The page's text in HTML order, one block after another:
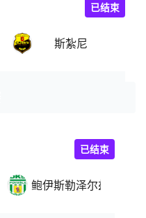
斯紮尼
已结束
鲍伊斯勒泽尔兹贡
已结束